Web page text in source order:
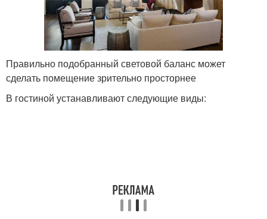
Правильно подобранный световой баланс может
сделать помещение зрительно просторнее
В гостиной устанавливают следующие виды: